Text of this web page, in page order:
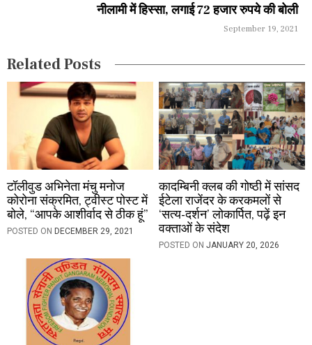
o
नीलामी में हिस्सा, लगाई 72 हजार रुपये की बोली
September 19, 2021
Related Posts
टॉलीवुड अभिनेता मंचु मनोज
कोरोना संक्रमित, ट्वीस्ट पोस्ट में
बोले, “आपके आशीर्वाद से ठीक हूं”
POSTED ON DECEMBER 29, 2021
कादम्बिनी क्लब की गोष्ठी में सांसद
ईटेला राजेंदर के करकमलों से
‘सत्य-दर्शन’ लोकार्पित, पढ़ें इन
वक्ताओं के संदेश
POSTED ONJANUARY 20, 2026